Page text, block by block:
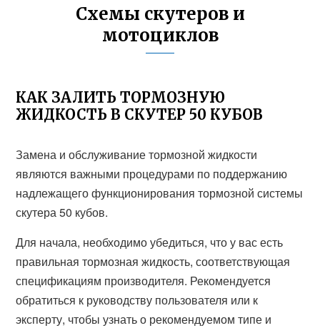
Схемы скутеров и
мотоциклов
КАК ЗАЛИТЬ ТОРМОЗНУЮ
ЖИДКОСТЬ В СКУТЕР 50 КУБОВ
Замена и обслуживание тормозной жидкости
являются важными процедурами по поддержанию
надлежащего функционирования тормозной системы
скутера 50 кубов.
Для начала, необходимо убедиться, что у вас есть
правильная тормозная жидкость, соответствующая
спецификациям производителя. Рекомендуется
обратиться к руководству пользователя или к
эксперту, чтобы узнать о рекомендуемом типе и